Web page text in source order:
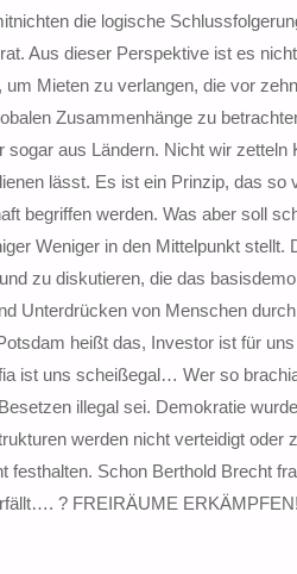
die logische
Aus dieser Perspektive ist es
Mieten zu verlangen, die vor
Zusammenhänge zu
aus Ländern. Nicht wir
lässt. Es ist ein Prinzip, das so
begriffen werden. Was aber soll
Weniger in den Mittelpunkt stellt.
zu diskutieren, die das
Unterdrücken von Menschen
heißt das, Investor ist für
ist uns scheißegal… Wer so
illegal sei. Demokratie
werden nicht verteidigt oder
Schon Berthold Brecht
? FREIRÄUME